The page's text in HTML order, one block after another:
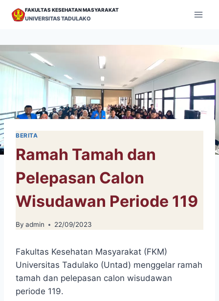
FAKULTAS KESEHATAN MASYARAKAT
UNIVERSITAS TADULAKO
BERITA
Ramah Tamah dan
Pelepasan Calon
Wisudawan Periode 119
By admin 22/09/2023
Fakultas Kesehatan Masyarakat (FKM)
Universitas Tadulako (Untad) menggelar ramah
tamah dan pelepasan calon wisudawan
periode 119.